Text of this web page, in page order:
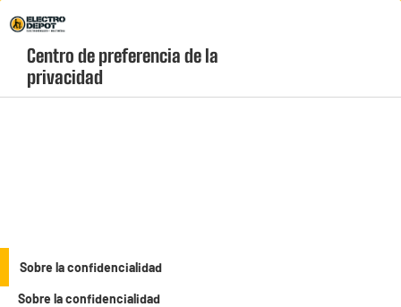
Menú
geolocation-header-icon-text
account
Centro de preferencia de la
privacidad
Sobre la confidencialidad
Sobre la confidencialidad